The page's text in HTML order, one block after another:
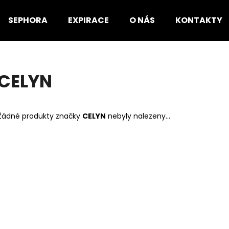
SEPHORA EXPIRACE O NÁS KONTAKTY
produkty značky CELYN nebyly nalezeny...